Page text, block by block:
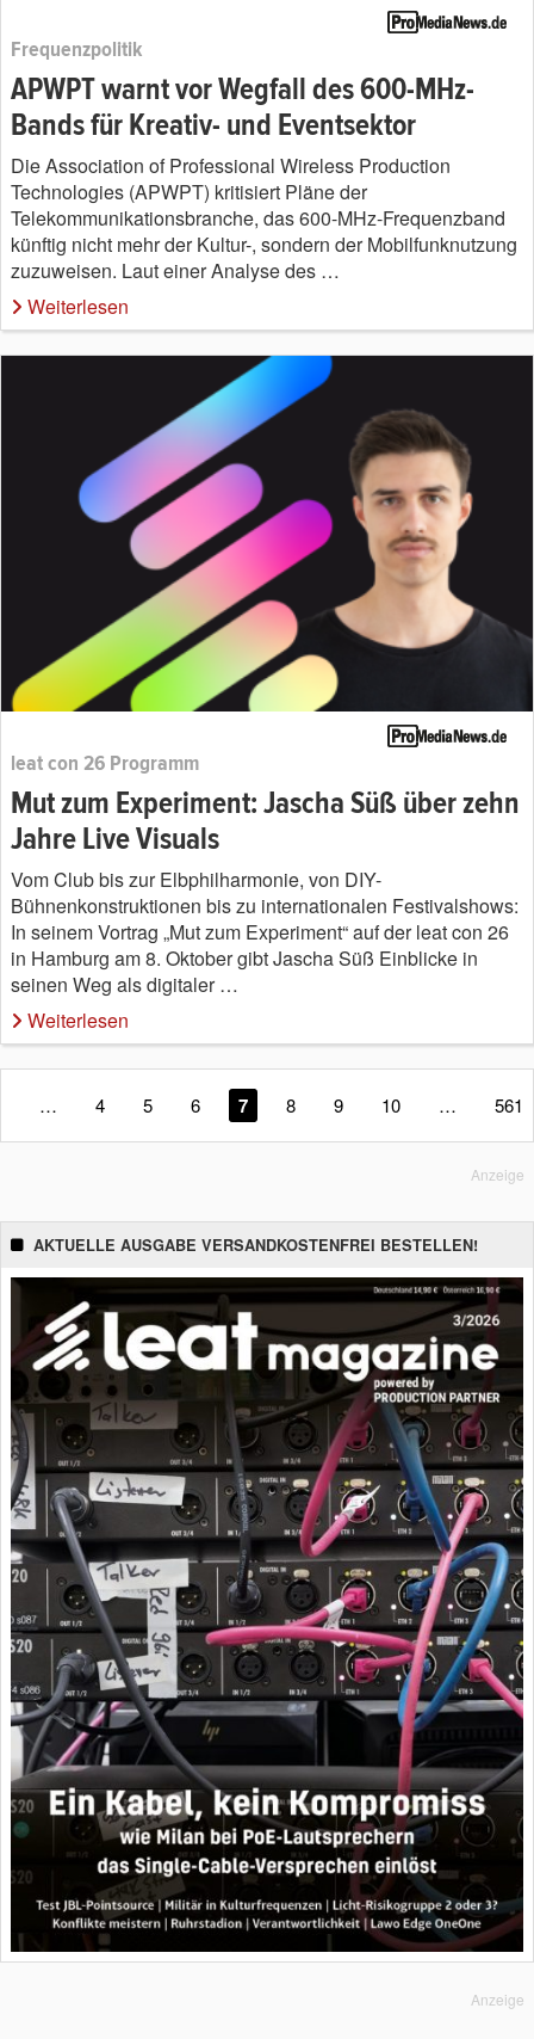
Frequenzpolitik
APWPT warnt vor Wegfall des 600-MHz-
Bands für Kreativ- und Eventsektor
Die Association of Professional Wireless Production
Technologies (APWPT) kritisiert Pläne der
Telekommunikationsbranche, das 600-MHz-Frequenzband
künftig nicht mehr der Kultur-, sondern der Mobilfunknutzung
zuzuweisen. Laut einer Analyse des …
Weiterlesen
leat con 26 Programm
Mut zum Experiment: Jascha Süß über zehn
Jahre Live Visuals
Vom Club bis zur Elbphilharmonie, von DIY-
Bühnenkonstruktionen bis zu internationalen Festivalshows:
In seinem Vortrag „Mut zum Experiment“ auf der leat con 26
in Hamburg am 8. Oktober gibt Jascha Süß Einblicke in
seinen Weg als digitaler …
Weiterlesen
… 4 5 6 7 8 9 10 … 561
Anzeige
AKTUELLE AUSGABE VERSANDKOSTENFREI BESTELLEN!
Anzeige